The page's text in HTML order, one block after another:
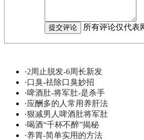
所有评论仅代表
·2周止脱发-6周长新发
·口臭-祛除口臭妙招
·啤酒肚-将军肚-是杀手
·应酬多的人常用养肝法
·狠减男人啤酒肚将军肚
·喝酒“千杯不醉”揭秘
·养胃-简单实用的方法